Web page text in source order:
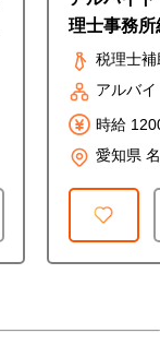
理士事務
OK・週4
税理士補
アルバイ
時給
愛知県